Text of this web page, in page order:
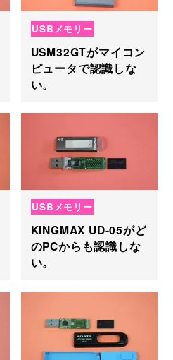
USBメモリー
USM32GTがマイコン
ピュータで認識しな
い。
USBメモリー
KINGMAX UD-05がど
のPCからも認識しな
い。